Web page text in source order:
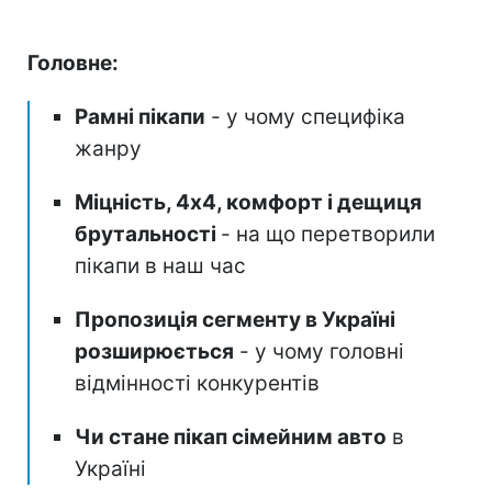
Головне:
Рамні пікапи - у чому специфіка
жанру
Міцність, 4х4, комфорт і дещиця
брутальності - на що перетворили
пікапи в наш час
Пропозиція сегменту в Україні
розширюється - у чому головні
відмінності конкурентів
Чи стане пікап сімейним авто в
Україні